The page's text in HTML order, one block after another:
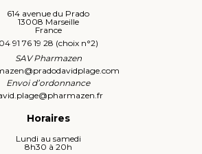
614 avenue du Prado
13008 Marseille
France
04 91 76 19 28 (choix n°2)
SAV Pharmazen
@pradodavidplage.com
Envoi d’ordonnance
@pharmazen.fr
Horaires
Lundi au samedi
8h30 à 20h